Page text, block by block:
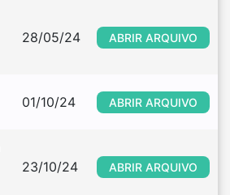
28/05/24 ABRIR ARQUIVO
01/10/24 ABRIR ARQUIVO
23/10/24 ABRIR ARQUIVO